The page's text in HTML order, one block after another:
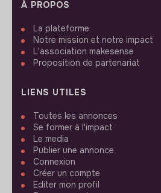
À PROPOS
La plateforme
Notre mission et notre impact
L'association makesense
Proposition de partenariat
LIENS UTILES
Toutes les annonces
Se former à l'impact
Le media
Publier une annonce
Connexion
Créer un compte
Editer mon profil